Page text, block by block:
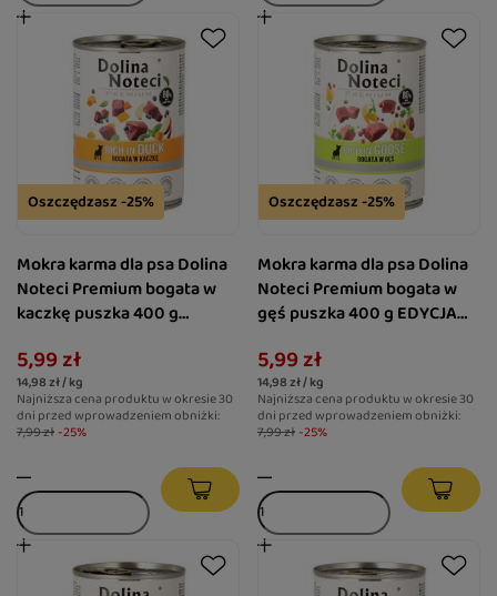
Oszczędzasz -25%
Mokra karma dla psa Dolina
Noteci Premium bogata w
kaczkę puszka 400 g
5,99 zł
14,98 zł / kg
Najniższa cena produktu w okresie 30
dni przed wprowadzeniem obniżki:
7,99 zł -25%
Oszczędzasz -25%
Mokra karma dla psa Dolina
Noteci Premium bogata w
gęś puszka 400 g EDYCJA
5,99 zł
14,98 zł / kg
Najniższa cena produktu w okresie 30
dni przed wprowadzeniem obniżki:
7,99 zł -25%